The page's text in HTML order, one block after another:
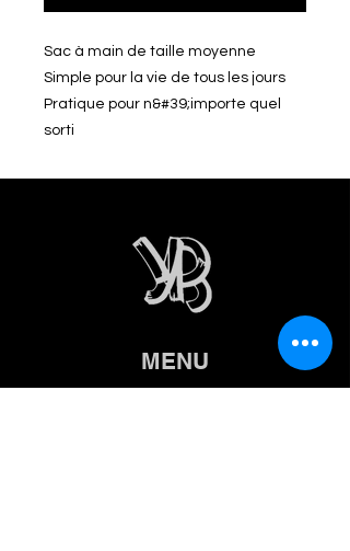
Sac à main de taille moyenne
Simple pour la vie de tous les jours
Pratique pour n&#39;importe quel
sorti
MENU